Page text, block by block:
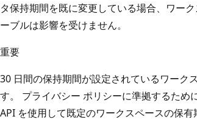
タ保持期間を既に変更している場合、ワー
ーブルは影響を受けません。
重要
30 日間の保持期間が設定されているワーク
す。 プライバシー ポリシーに準拠するため
API を使用して既定のワークスペースの保